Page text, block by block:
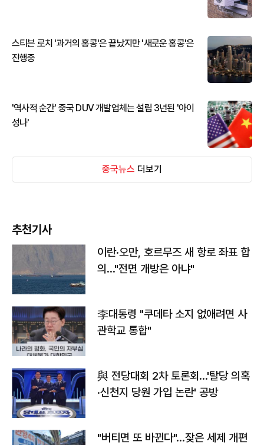
스티븐 로치 '과거의 홍콩'은 끝났지만 '새로운 홍콩'은
진행중
'역사적 순간' 중국 DUV 개발업체는 설립 3년된 '아이
성나'
중국뉴스 더보기
추천기사
이란·오만, 호르무즈 새 항로 좌표 합
의…"전면 개방은 아냐"
李대통령 "쿠데타 소지 없애려면 사
관학교 통합"
與 전당대회 2차 토론회…'탈당 의혹
·신천지 당원 가입 논란' 공방
"버티면 또 바뀐다"…잦은 세제 개편